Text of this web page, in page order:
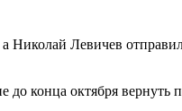
Левичев
конца октября